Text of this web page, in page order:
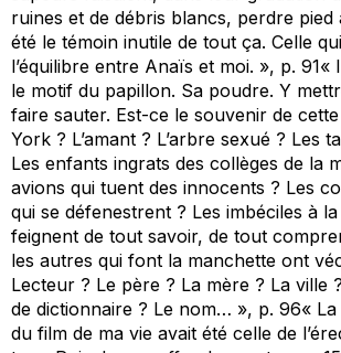
ruines et de débris blancs, perdre pied
été le témoin inutile de tout ça. Celle
l’équilibre entre Anaïs et moi. », p.
le motif du papillon. Sa poudre. Y
faire sauter. Est-ce le souvenir de
York ? L’amant ? L’arbre sexué ? Les
Les enfants ingrats des collèges de la
avions qui tuent des innocents ? Les
qui se défenestrent ? Les imbéciles à
feignent de tout savoir, de tout
les autres qui font la manchette ont
Lecteur ? Le père ? La mère ? La ville
de dictionnaire ? Le nom… », p. 96« La
du film de ma vie avait été celle de